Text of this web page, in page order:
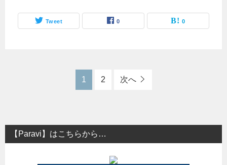
Tweet 0 0
1 2 次へ
【Paravi】はこちらから…